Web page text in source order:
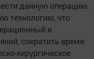
данную операцию.
технологию, что
и
сократить время
хирургическое